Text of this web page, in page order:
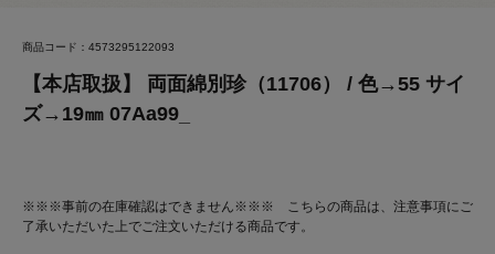
商品コード：4573295122093
【本店取扱】 両面綿別珍（11706） / 色→55 サイ
ズ→19㎜ 07Aa99_
※※※事前の在庫確認はできません※※※ こちらの商品は、注意事項にご
了承いただいた上でご注文いただける商品です。